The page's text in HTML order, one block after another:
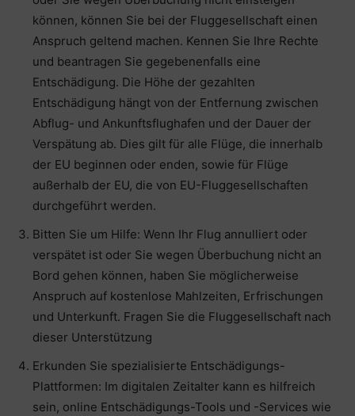
können, können Sie bei der Fluggesellschaft einen
Anspruch geltend machen. Kennen Sie Ihre Rechte
und beantragen Sie gegebenenfalls eine
Entschädigung. Die Höhe der gezahlten
Entschädigung hängt von der Entfernung zwischen
Abflug- und Ankunftsflughafen und der Dauer der
Verspätung ab. Dies gilt für alle Flüge, die innerhalb
der EU beginnen oder enden, sowie für Flüge
außerhalb der EU, die von EU-Fluggesellschaften
durchgeführt werden.
Bitten Sie um Hilfe: Wenn Ihr Flug annulliert oder
verspätet ist oder Sie wegen Überbuchung nicht an
Bord gehen können, haben Sie möglicherweise
Anspruch auf kostenlose Mahlzeiten, Erfrischungen
und Unterkunft. Fragen Sie die Fluggesellschaft nach
dieser Unterstützung
Erkunden Sie spezialisierte Entschädigungs-
Plattformen: Im digitalen Zeitalter kann es hilfreich
sein, online Entschädigungs-Tools und -Services wie